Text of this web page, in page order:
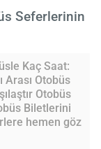
Seferlerinin
Kaç Saat:
Arası Otobüs
Otobüs
Biletlerini
hemen göz